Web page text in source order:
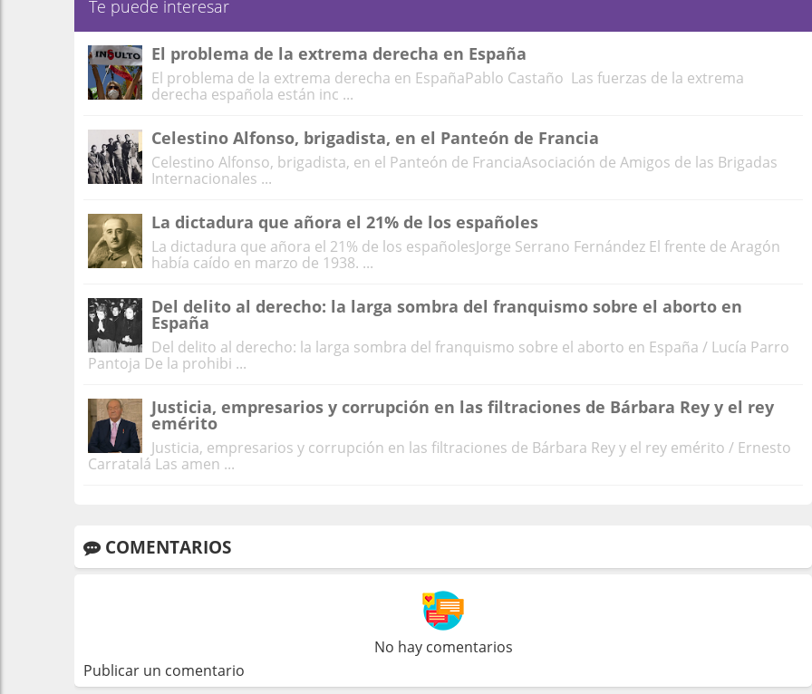
Te puede interesar
El problema de la extrema derecha en España
El problema de la extrema derecha en EspañaPablo Castaño Las fuerzas de la extrema
derecha española están inc ...
Celestino Alfonso, brigadista, en el Panteón de Francia
Celestino Alfonso, brigadista, en el Panteón de FranciaAsociación de Amigos de las Brigadas
Internacionales ...
La dictadura que añora el 21% de los españoles
La dictadura que añora el 21% de los españolesJorge Serrano Fernández El frente de Aragón
había caído en marzo de 1938. ...
Del delito al derecho: la larga sombra del franquismo sobre el aborto en
España
Del delito al derecho: la larga sombra del franquismo sobre el aborto en España / Lucía Parro
Pantoja De la prohibi ...
Justicia, empresarios y corrupción en las filtraciones de Bárbara Rey y el rey
emérito
Justicia, empresarios y corrupción en las filtraciones de Bárbara Rey y el rey emérito / Ernesto
Carratalá Las amen ...
COMENTARIOS
No hay comentarios
Publicar un comentario